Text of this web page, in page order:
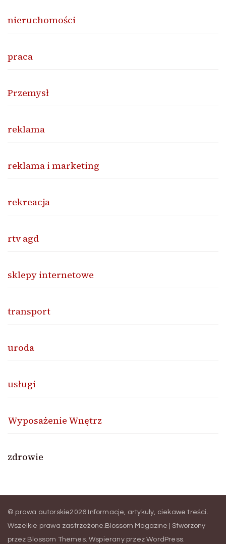
nieruchomości
praca
Przemysł
reklama
reklama i marketing
rekreacja
rtv agd
sklepy internetowe
transport
uroda
usługi
Wyposażenie Wnętrz
zdrowie
© prawa autorskie2026 Informacje, artykuły, ciekawe treści .
Wszelkie prawa zastrzeżone. Blossom Magazine | Stworzony
przez Blossom Themes. Wspierany przezWordPress.